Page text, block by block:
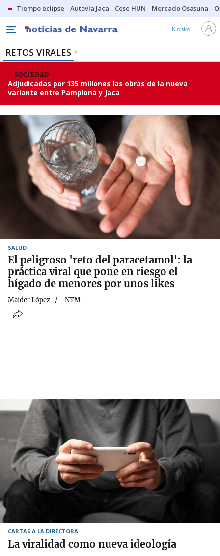
Tiempo eclipse Autovía Jaca Cese HUN Mercado Osasuna
Kiosko
RETOS VIRALES
SOCIEDAD
Adjudicadas por 135 millones las obras de la nueva
variante entre Pamplona y Jaca
SALUD
El peligroso 'reto del paracetamol': la
práctica viral que pone en riesgo el
hígado de menores por unos likes
Maider López NTM
CARTAS A LA DIRECTORA
La viralidad como nueva ideología